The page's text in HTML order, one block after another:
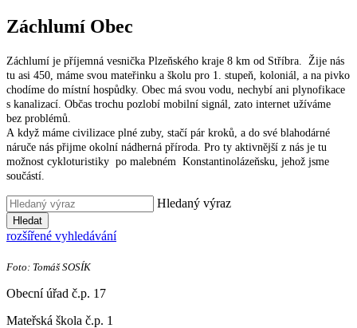
Záchlumí Obec
Záchlumí je příjemná vesnička Plzeňského kraje 8 km od Stříbra. Žije nás
tu asi 450, máme svou mateřinku a školu pro 1. stupeň, koloniál, a na pivko
chodíme do místní hospůdky. Obec má svou vodu, nechybí ani plynofikace
s kanalizací. Občas trochu pozlobí mobilní signál, zato internet užíváme
bez problémů.
A když máme civilizace plné zuby, stačí pár kroků, a do své blahodárné
náruče nás přijme okolní nádherná příroda. Pro ty aktivnější z nás je tu
možnost cykloturistiky po malebném Konstantinolázeňsku, jehož jsme
součástí.
Hledaný výraz
Hledat
rozšířené vyhledávání
Foto: Tomáš SOSÍK
Obecní úřad č.p. 17
Mateřská škola č.p. 1